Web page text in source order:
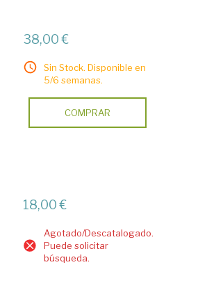
38,00 €
Sin Stock. Disponible en
5/6 semanas.
COMPRAR
18,00 €
Agotado/Descatalogado.
Puede solicitar
búsqueda.